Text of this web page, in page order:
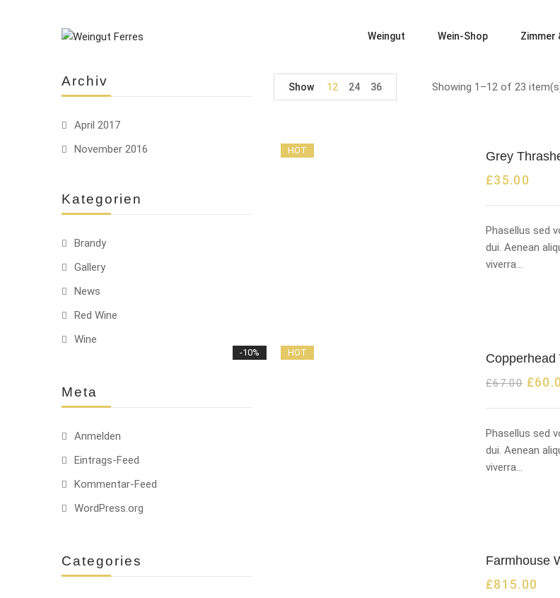
Weingut Wein-Shop Zimmer
Archiv
April 2017
November 2016
Kategorien
Brandy
Gallery
News
Red Wine
Wine
Meta
Anmelden
Eintrags-Feed
Kommentar-Feed
WordPress.org
Categories
Showing 1–12 of 23
Show 12 24 36
HOT Grey
£35.00
Phasellus sed
dui. Aenean
viverra…
-10% HOT Copperhead
£67.00 £
Phasellus sed
dui. Aenean
viverra…
Farmhouse
£815.00